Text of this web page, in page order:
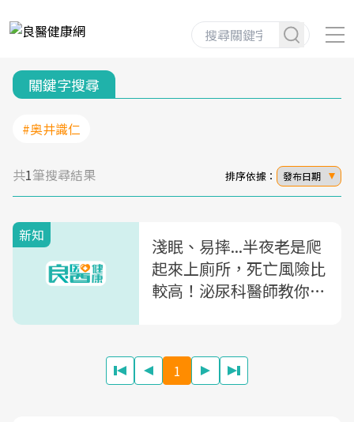
關鍵字搜尋
#奥井識仁
共1筆搜尋結果 排序依據： 發布日期
新知
淺眠、易摔...半夜老是爬
起來上廁所，死亡風險比
較高！泌尿科醫師教你5
1